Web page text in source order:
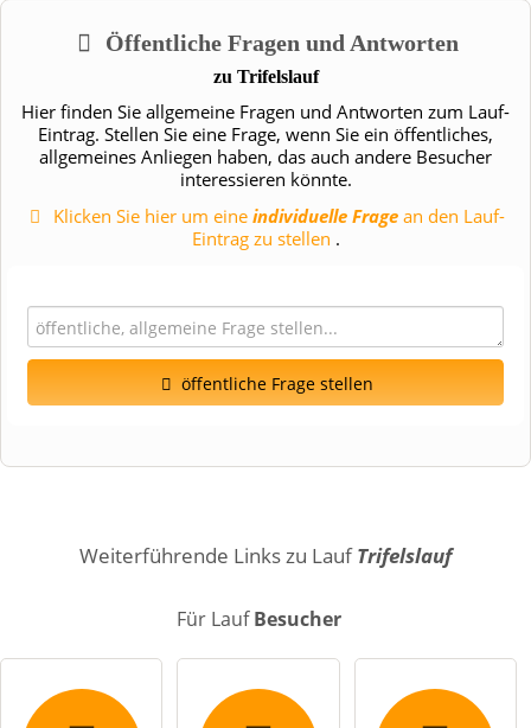
Öffentliche Fragen und Antworten
zu Trifelslauf
Hier finden Sie allgemeine Fragen und Antworten zum Lauf-
Eintrag. Stellen Sie eine Frage, wenn Sie ein öffentliches,
allgemeines Anliegen haben, das auch andere Besucher
interessieren könnte.
Klicken Sie hier um eineindividuelle Frage an den Lauf-
Eintrag zu stellen .
öffentliche Frage stellen
NameWeiterführende Links zu LaufTrifelslauf
Für LaufBesucher